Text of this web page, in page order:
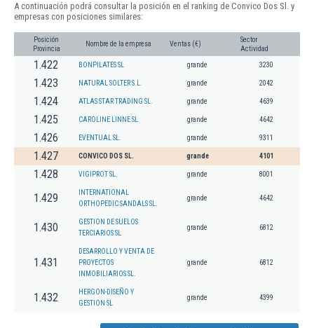
A continuación podrá consultar la posición en el ranking de Convico Dos Sl. y
empresas con posiciones similares:
Posición
Provincia
Nombre de la empresa Ventas (€)
Sector
Actividad
1.422 BONPILATES SL grande 3230
1.423 NATURAL SOLTER S.L. grande 2042
1.424 ATLAS STAR TRADING SL. grande 4639
1.425 CAROLINE LINNE SL grande 4642
1.426 EVENTUAL SL. grande 9311
1.427 CONVICO DOS SL. grande 4101
1.428 VIGIPROT SL. grande 8001
1.429
INTERNATIONAL
ORTHOPEDIC SANDALS SL.
grande 4642
1.430
GESTION DE SUELOS
TERCIARIOS SL
grande 6812
1.431
DESARROLLO Y VENTA DE
PROYECTOS
INMOBILIARIOS SL.
grande 6812
1.432
HERGON-DISEÑO Y
GESTION SL
grande 4399